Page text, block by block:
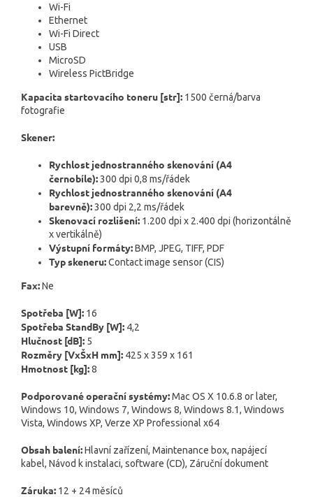
Wi-Fi
Ethernet
Wi-Fi Direct
USB
MicroSD
Wireless PictBridge
Kapacita startovacího toneru [str]: 1500 černá/barva
fotografie
Skener:
Rychlost jednostranného skenování (A4
černobíle):300 dpi 0,8 ms/řádek
Rychlost jednostranného skenování (A4
barevně):300 dpi 2,2 ms/řádek
Skenovací rozlišení: 1.200 dpi x 2.400 dpi (horizontálně
x vertikálně)
Výstupní formáty:BMP, JPEG, TIFF, PDF
Typ skeneru:Contact image sensor (CIS)
Fax:Ne
Spotřeba [W]: 16
Spotřeba StandBy [W]: 4,2
Hlučnost [dB]: 5
Rozměry [VxŠxH mm]: 425 x 359 x 161
Hmotnost [kg]:8
Podporované operační systémy:Mac OS X 10.6.8 or later,
Windows 10, Windows 7, Windows 8, Windows 8.1, Windows
Vista, Windows XP, Verze XP Professional x64
Obsah balení:Hlavní zařízení, Maintenance box, napájecí
kabel, Návod k instalaci, software (CD), Záruční dokument
Záruka: 12 + 24 měsíců